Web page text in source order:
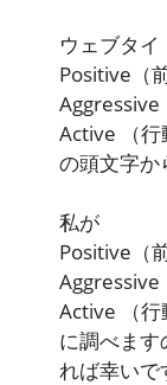
ウェブタイ
Positive （
Aggressive
Active
（
の頭文字か
私が
Positive （
Aggressive
Active
（
に調べま
れば幸いで